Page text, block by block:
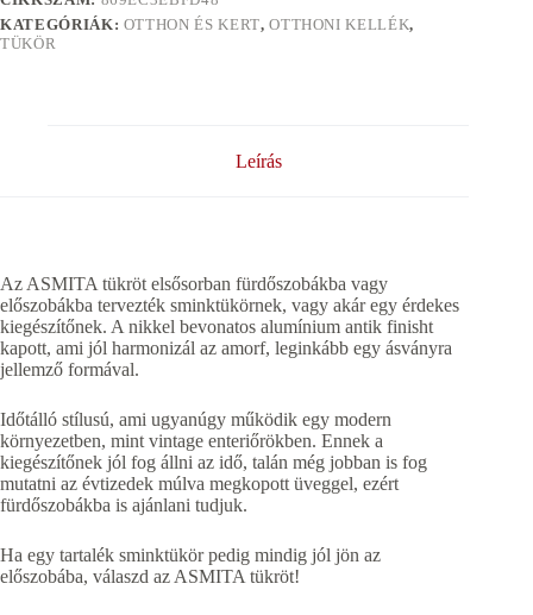
KATEGÓRIÁK: OTTHON ÉS KERT,OTTHONI KELLÉK,
TÜKÖR
Leírás
Az ASMITA tükröt elsősorban fürdőszobákba vagy
előszobákba tervezték sminktükörnek, vagy akár egy érdekes
kiegészítőnek. A nikkel bevonatos alumínium antik finisht
kapott, ami jól harmonizál az amorf, leginkább egy ásványra
jellemző formával.
Időtálló stílusú, ami ugyanúgy működik egy modern
környezetben, mint vintage enteriőrökben. Ennek a
kiegészítőnek jól fog állni az idő, talán még jobban is fog
mutatni az évtizedek múlva megkopott üveggel, ezért
fürdőszobákba is ajánlani tudjuk.
Ha egy tartalék sminktükör pedig mindig jól jön az
előszobába, válaszd az ASMITA tükröt!